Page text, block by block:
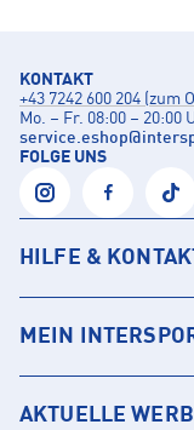
KONTAKT
+43 7242 600 204 (zum
Mo. – Fr. 08:00 – 20:00
service.eshop@
FOLGE UNS
HILFE &
MEIN
AKTUELLE